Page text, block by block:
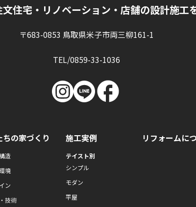
住宅・リノベーション・店舗の設計施工
〒683-0853 鳥取県米子市両三柳161-1
TEL/0859-33-1036
ちの家づくり
造
境
ン
技術
施工実例
テイスト別
シンプル
モダン
平屋
リフォームに